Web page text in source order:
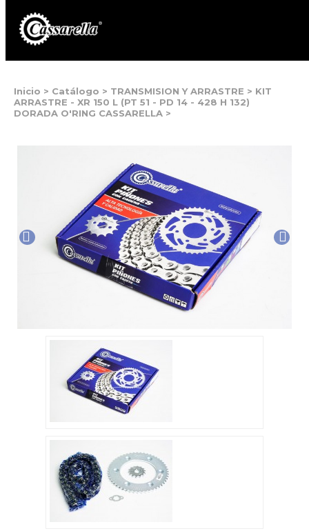
Inicio > Catálogo > TRANSMISION Y ARRASTRE > KIT
ARRASTRE - XR 150 L (PT 51 - PD 14 - 428 H 132)
DORADA O'RING CASSARELLA >